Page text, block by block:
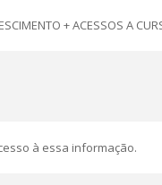
+ ACESSOS A
à essa informação.